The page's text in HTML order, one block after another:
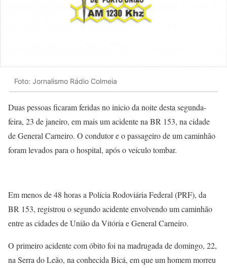
Foto: Jornalismo Rádio Colmeia
Duas pessoas ficaram feridas no inicio da noite desta segunda-
feira, 23 de janeiro, em mais um acidente na BR 153, na cidade
de General Carneiro. O condutor e o passageiro de um caminhão
foram levados para o hospital, após o veículo tombar.
Em menos de 48 horas a Polícia Rodoviária Federal (PRF), da
BR 153, registrou o segundo acidente envolvendo um caminhão
entre as cidades de União da Vitória e General Carneiro.
O primeiro acidente com óbito foi na madrugada de domingo, 22,
na Serra do Leão, na conhecida Bicá, em que um homem morreu